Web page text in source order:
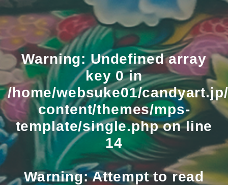
Warning: Undefined array
key 0 in
/home/websuke01/
content/themes/mps-
template/single.phpon line
14
Warning: Attempt to read